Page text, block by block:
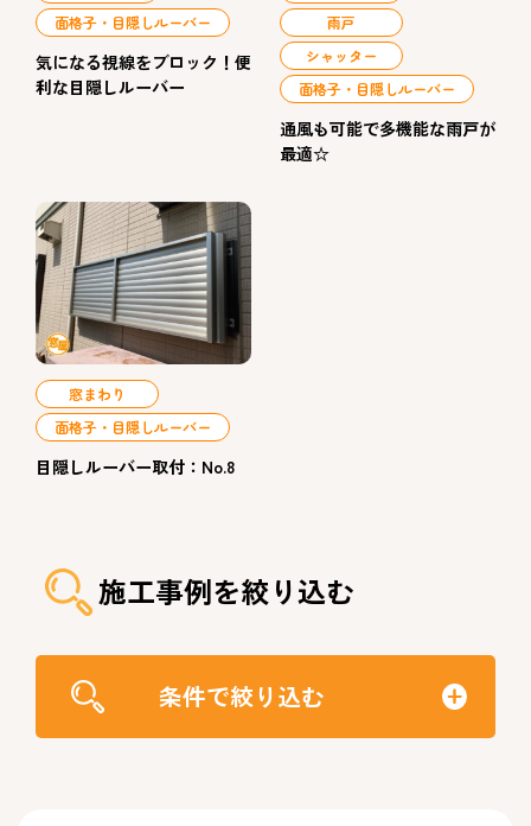
面格子・目隠しルーバー
気になる視線をブロック！便
利な目隠しルーバー
雨戸
シャッター
面格子・目隠しルーバー
通風も可能で多機能な雨戸が
最適☆
窓まわり
面格子・目隠しルーバー
目隠しルーバー取付：No.8
施工事例を絞り込む
条件で絞り込む